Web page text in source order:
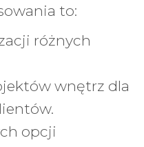
to:
różnych
wnętrz dla
opcji